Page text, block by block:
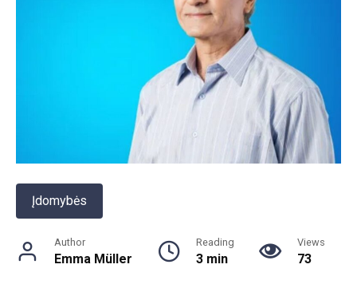
Įdomybės
Author
Emma Müller
Reading
3 min
Views
73